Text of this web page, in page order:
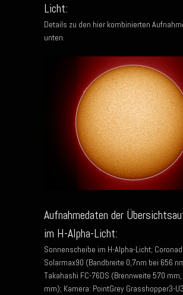
Licht:
Details zu den hier kombinierten
unten.
Aufnahmedaten der
im H-Alpha-Licht:
Sonnenscheibe im H-Alpha-Licht;
Solarmax90 (Bandbreite 0,7nm bei 656
Takahashi FC-76DS (Brennweite 570
mm); Kamera: PointGrey Grasshopper3-